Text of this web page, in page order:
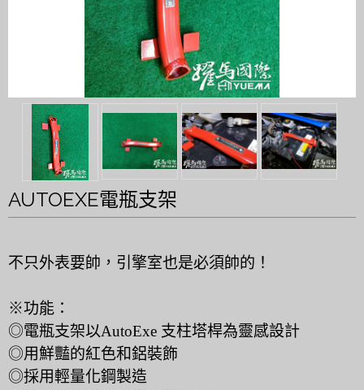
AUTOEXE電瓶支架
不只外表要帥，引擎室也是必須帥的！
※功能：
◎電瓶支架以AutoExe 支柱塔桿為靈感設計
◎用鮮豔的紅色和鋁裝飾
◎採用輕量化鋼製造